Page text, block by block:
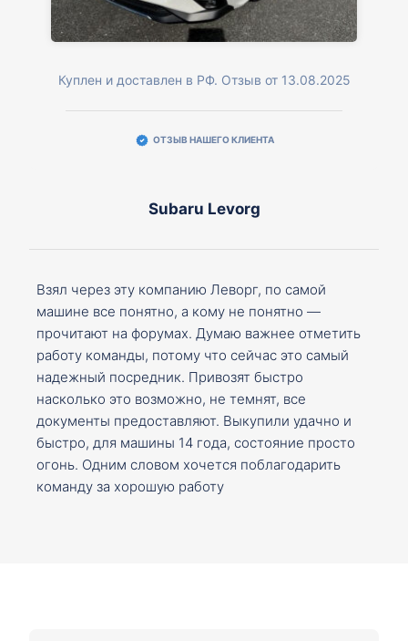
Куплен и доставлен в РФ. Отзыв от 13.08.2025
ОТЗЫВ НАШЕГО КЛИЕНТА
Subaru Levorg
Взял через эту компанию Леворг, по самой
машине все понятно, а кому не понятно —
прочитают на форумах. Думаю важнее отметить
работу команды, потому что сейчас это самый
надежный посредник. Привозят быстро
насколько это возможно, не темнят, все
документы предоставляют. Выкупили удачно и
быстро, для машины 14 года, состояние просто
огонь. Одним словом хочется поблагодарить
команду за хорошую работу